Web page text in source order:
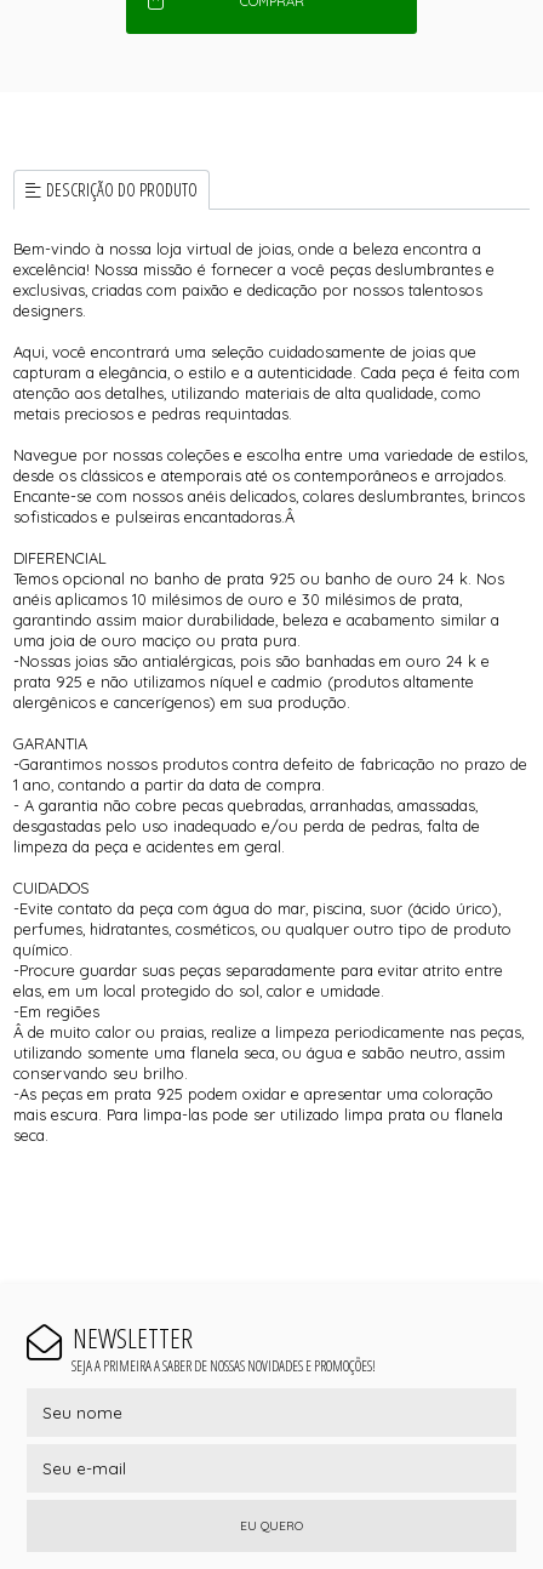
DESCRIÇÃO DO PRODUTO
Bem-vindo à nossa loja virtual de joias, onde a beleza encontra a
excelência! Nossa missão é fornecer a você peças deslumbrantes e
exclusivas, criadas com paixão e dedicação por nossos talentosos
designers.
Aqui, você encontrará uma seleção cuidadosamente de joias que
capturam a elegância, o estilo e a autenticidade. Cada peça é feita com
atenção aos detalhes, utilizando materiais de alta qualidade, como
metais preciosos e pedras requintadas.
Navegue por nossas coleções e escolha entre uma variedade de estilos,
desde os clássicos e atemporais até os contemporâneos e arrojados.
Encante-se com nossos anéis delicados, colares deslumbrantes, brincos
sofisticados e pulseiras encantadoras.Â
DIFERENCIAL
Temos opcional no banho de prata 925 ou banho de ouro 24 k. Nos
anéis aplicamos 10 milésimos de ouro e 30 milésimos de prata,
garantindo assim maior durabilidade, beleza e acabamento similar a
uma joia de ouro maciço ou prata pura.
-Nossas joias são antialérgicas, pois são banhadas em ouro 24 k e
prata 925 e não utilizamos níquel e cadmio (produtos altamente
alergênicos e cancerígenos) em sua produção.
GARANTIA
-Garantimos nossos produtos contra defeito de fabricação no prazo de
1 ano, contando a partir da data de compra.
- A garantia não cobre pecas quebradas, arranhadas, amassadas,
desgastadas pelo uso inadequado e/ou perda de pedras, falta de
limpeza da peça e acidentes em geral.
CUIDADOS
-Evite contato da peça com água do mar, piscina, suor (ácido úrico),
perfumes, hidratantes, cosméticos, ou qualquer outro tipo de produto
químico.
-Procure guardar suas peças separadamente para evitar atrito entre
elas, em um local protegido do sol, calor e umidade.
-Em regiões
Â de muito calor ou praias, realize a limpeza periodicamente nas peças,
utilizando somente uma flanela seca, ou água e sabão neutro, assim
conservando seu brilho.
-As peças em prata 925 podem oxidar e apresentar uma coloração
mais escura. Para limpa-las pode ser utilizado limpa prata ou flanela
seca.
NEWSLETTER
SEJA A PRIMEIRA A SABER DE NOSSAS NOVIDADES E PROMOÇÕES!
EU QUERO